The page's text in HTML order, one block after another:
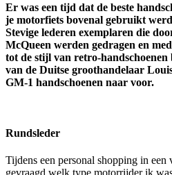
Er was een tijd dat de beste
je motorfiets bovenal gebruikt
Stevige lederen exemplaren die
McQueen werden gedragen en
tot de stijl van retro-
van de Duitse groothandelaar
GM-1 handschoenen naar voor.
Rundsleder
Tijdens een personal shopping in